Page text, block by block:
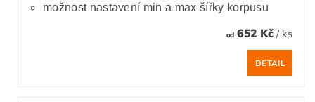
možnost nastavení min a max šířky korpusu
od652 Kč / ks
DETAIL